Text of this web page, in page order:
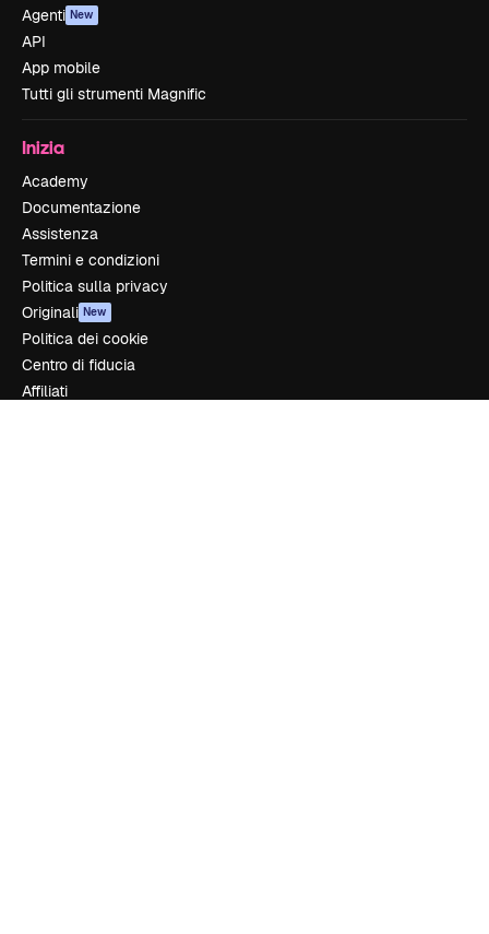
Agenti New
API
App mobile
Tutti gli strumenti Magnific
Inizia
Academy
Documentazione
Assistenza
Termini e condizioni
Politica sulla privacy
Originali New
Politica dei cookie
Centro di fiducia
Affiliati